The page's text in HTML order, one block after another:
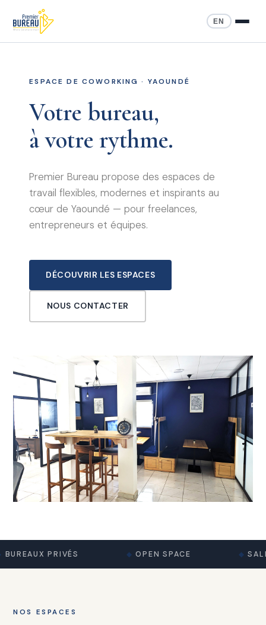
EN
ESPACE DE COWORKING · YAOUNDÉ
Votre bureau,
à votre rythme.
Premier Bureau propose des espaces de
travail flexibles, modernes et inspirants au
cœur de Yaoundé — pour freelances,
entrepreneurs et équipes.
DÉCOUVRIR LES ESPACES
NOUS CONTACTER
PRIVÉS OPEN SPACE
NOS ESPACES